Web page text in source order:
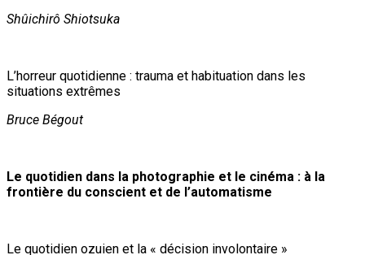
Shûichirô Shiotsuka
L’horreur quotidienne : trauma et habituation dans les
situations extrêmes
Bruce Bégout
Le quotidien dans la photographie et le cinéma : à la
frontière du conscient et de l’automatisme
Le quotidien ozuien et la « décision involontaire »